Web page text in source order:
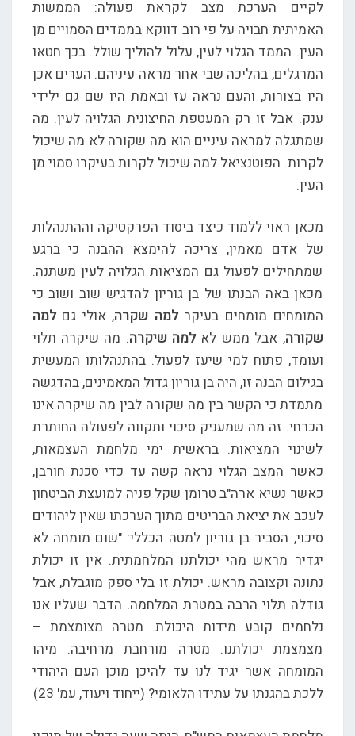
לקיים הערכת מצב לקראת פעולה: הממשות
האמיתית חבויה על פי רוב דווקא בממדים הסמויים מן
העין. הממד הגלוי לעין, עלול להוליך שולל. בכך חטאו
המרגלים, בהליכה שבי אחר מראה עיניהם. הערים אכן
היו בצורות, והעם נראה עז ובאמת היו שם גם ילידי
ענק. אבל זו רק המעטפת החיצונית הגלויה לעין. מה
שמתגלה למראה עיניים הוא מה שקורה לא מה שיכול
לקרות. הפוטנציאל למה שיכול לקרות בעיקרו סמוי מן
העין.
מכאן ראוי ללמוד כיצד ביסוד הפרקטיקה וההתנהלות
של אדם מאמין, צריכה להימצא ההבנה כי ברגע
שמתחילים לפעול גם המציאות הגלויה לעין משתנה.
מכאן באה הבנתו של בן גוריון להדגיש שוב ושוב כי
המומחים מומחים בעיקרלמה שקרה, אולי גםלמה
שקורה, אבל ממש לא למה שיקרה. מה שיקרה תלוי
ועומד, פתוח למי שיעז לפעול. בהתנהלותו המעשית
בגילום הבנה זו, היה בן גוריון גדול המאמינים, בהדגשה
מתמדת כי הקשר בין מה שקורה לבין מה שיקרה אינו
הכרחי. זה מה שמעניק סיכוי ותקווה לפעולה החותרת
לשינוי המציאות. בראשית ימי מלחמת העצמאות,
כאשר המצב הגלוי נראה קשה עד כדי סכנת חורבן,
כאשר נשיא ארה"ב טרומן שקל פניה למועצת הביטחון
לעכב את יציאת הבריטים מתוך הערכתו שאין ליהודים
סיכוי, הסביר בן גוריון למטה הכללי: "שום מומחה לא
יגדיר מראש מהי יכולתנו המלחמתית. אין זו יכולת
נתונה וקצובה מראש. יכולת זו בלי ספק מוגבלת, אבל
גודלה תלוי הרבה במטרת המלחמה. הדבר שעליו אנו
נלחמים קובע מידות היכולת. מטרה מצומצמת –
מצמצמת יכולתנו. מטרה מורחבת מרחיבה. מיהו
המומחה אשר יגיד לנו עד להיכן מוכן העם היהודי
ללכת בהגנתו על עתידו הלאומי? (ייחוד ויעוד, עמ' 23)